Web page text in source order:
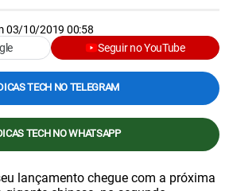
03/10/2019 00:58
Seguir no YouTube
TECH NO TELEGRAM
TECH NO WHATSAPP
lançamento chegue com a próxima